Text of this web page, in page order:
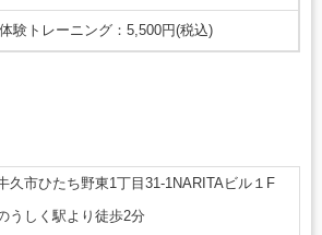
体験トレーニング：5,500円(税込)
久市ひたち野東1丁目31-1NARITAビル１F
うしく駅より徒歩2分